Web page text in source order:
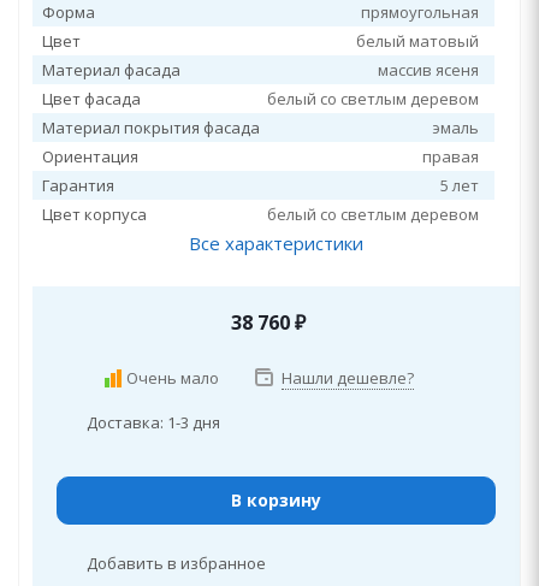
Форма
прямоугольная
Цвет
белый матовый
Материал фасада
массив ясеня
Цвет фасада
белый со светлым деревом
Материал покрытия фасада
эмаль
Ориентация
правая
Гарантия
5 лет
Цвет корпуса
белый со светлым деревом
Все характеристики
38 760₽
Очень мало Нашли дешевле?
Доставка: 1-3 дня
В корзину
Добавить в избранное